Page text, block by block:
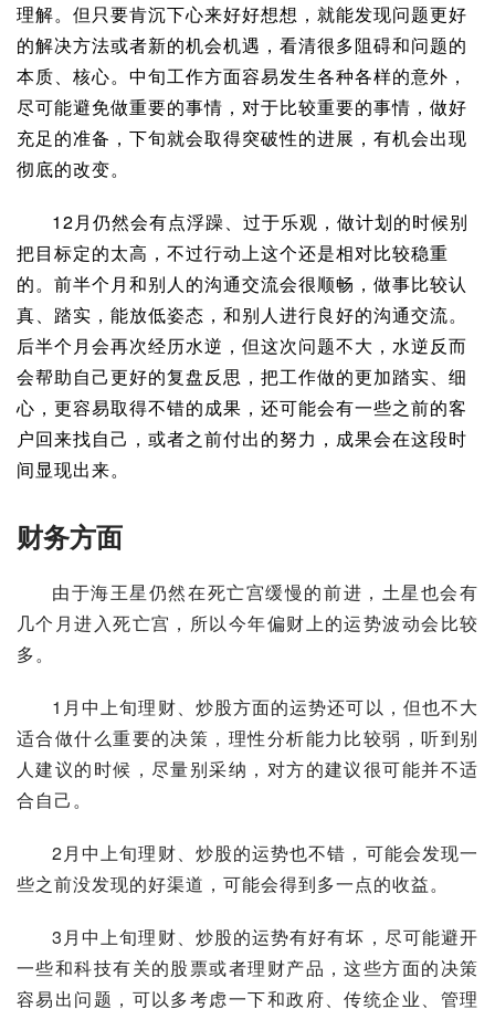
理解。但只要肯沉下心来好好想想，就能发现问题更好
的解决方法或者新的机会机遇，看清很多阻碍和问题的
本质、核心。中旬工作方面容易发生各种各样的意外，
尽可能避免做重要的事情，对于比较重要的事情，做好
充足的准备，下旬就会取得突破性的进展，有机会出现
彻底的改变。
12月仍然会有点浮躁、过于乐观，做计划的时候别
把目标定的太高，不过行动上这个还是相对比较稳重
的。前半个月和别人的沟通交流会很顺畅，做事比较认
真、踏实，能放低姿态，和别人进行良好的沟通交流。
后半个月会再次经历水逆，但这次问题不大，水逆反而
会帮助自己更好的复盘反思，把工作做的更加踏实、细
心，更容易取得不错的成果，还可能会有一些之前的客
户回来找自己，或者之前付出的努力，成果会在这段时
间显现出来。
财务方面
由于海王星仍然在死亡宫缓慢的前进，土星也会有
几个月进入死亡宫，所以今年偏财上的运势波动会比较
多。
1月中上旬理财、 炒股方面的运势还可以，但也不大
适合做什么重要的决策，理性分析能力比较弱，听到别
人建议的时候，尽量别采纳，对方的建议很可能并不适
合自己。
2月中上旬理财、炒股的运势也不错，可能会发现一
些之前没发现的好渠道，可能会得到多一点的收益。
3月中上旬理财、炒股的运势有好有坏，尽可能避开
一些和科技有关的股票或者理财产品，这些方面的决策
容易出问题，可以多考虑一下和政府、传统企业、管理